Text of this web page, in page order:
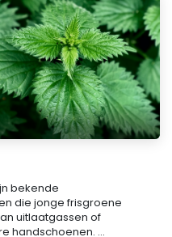
bekende
die jonge frisgroene
uitlaatgassen of
handschoenen. ...